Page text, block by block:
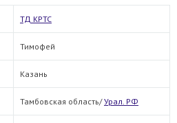
ТД КРТС
Тимофей
Казань
Тамбовская область/Урал. РФ